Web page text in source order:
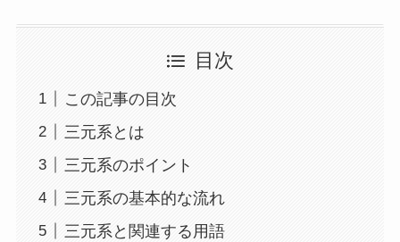
目次
この記事の目次
三元系とは
三元系のポイント
三元系の基本的な流れ
三元系と関連する用語